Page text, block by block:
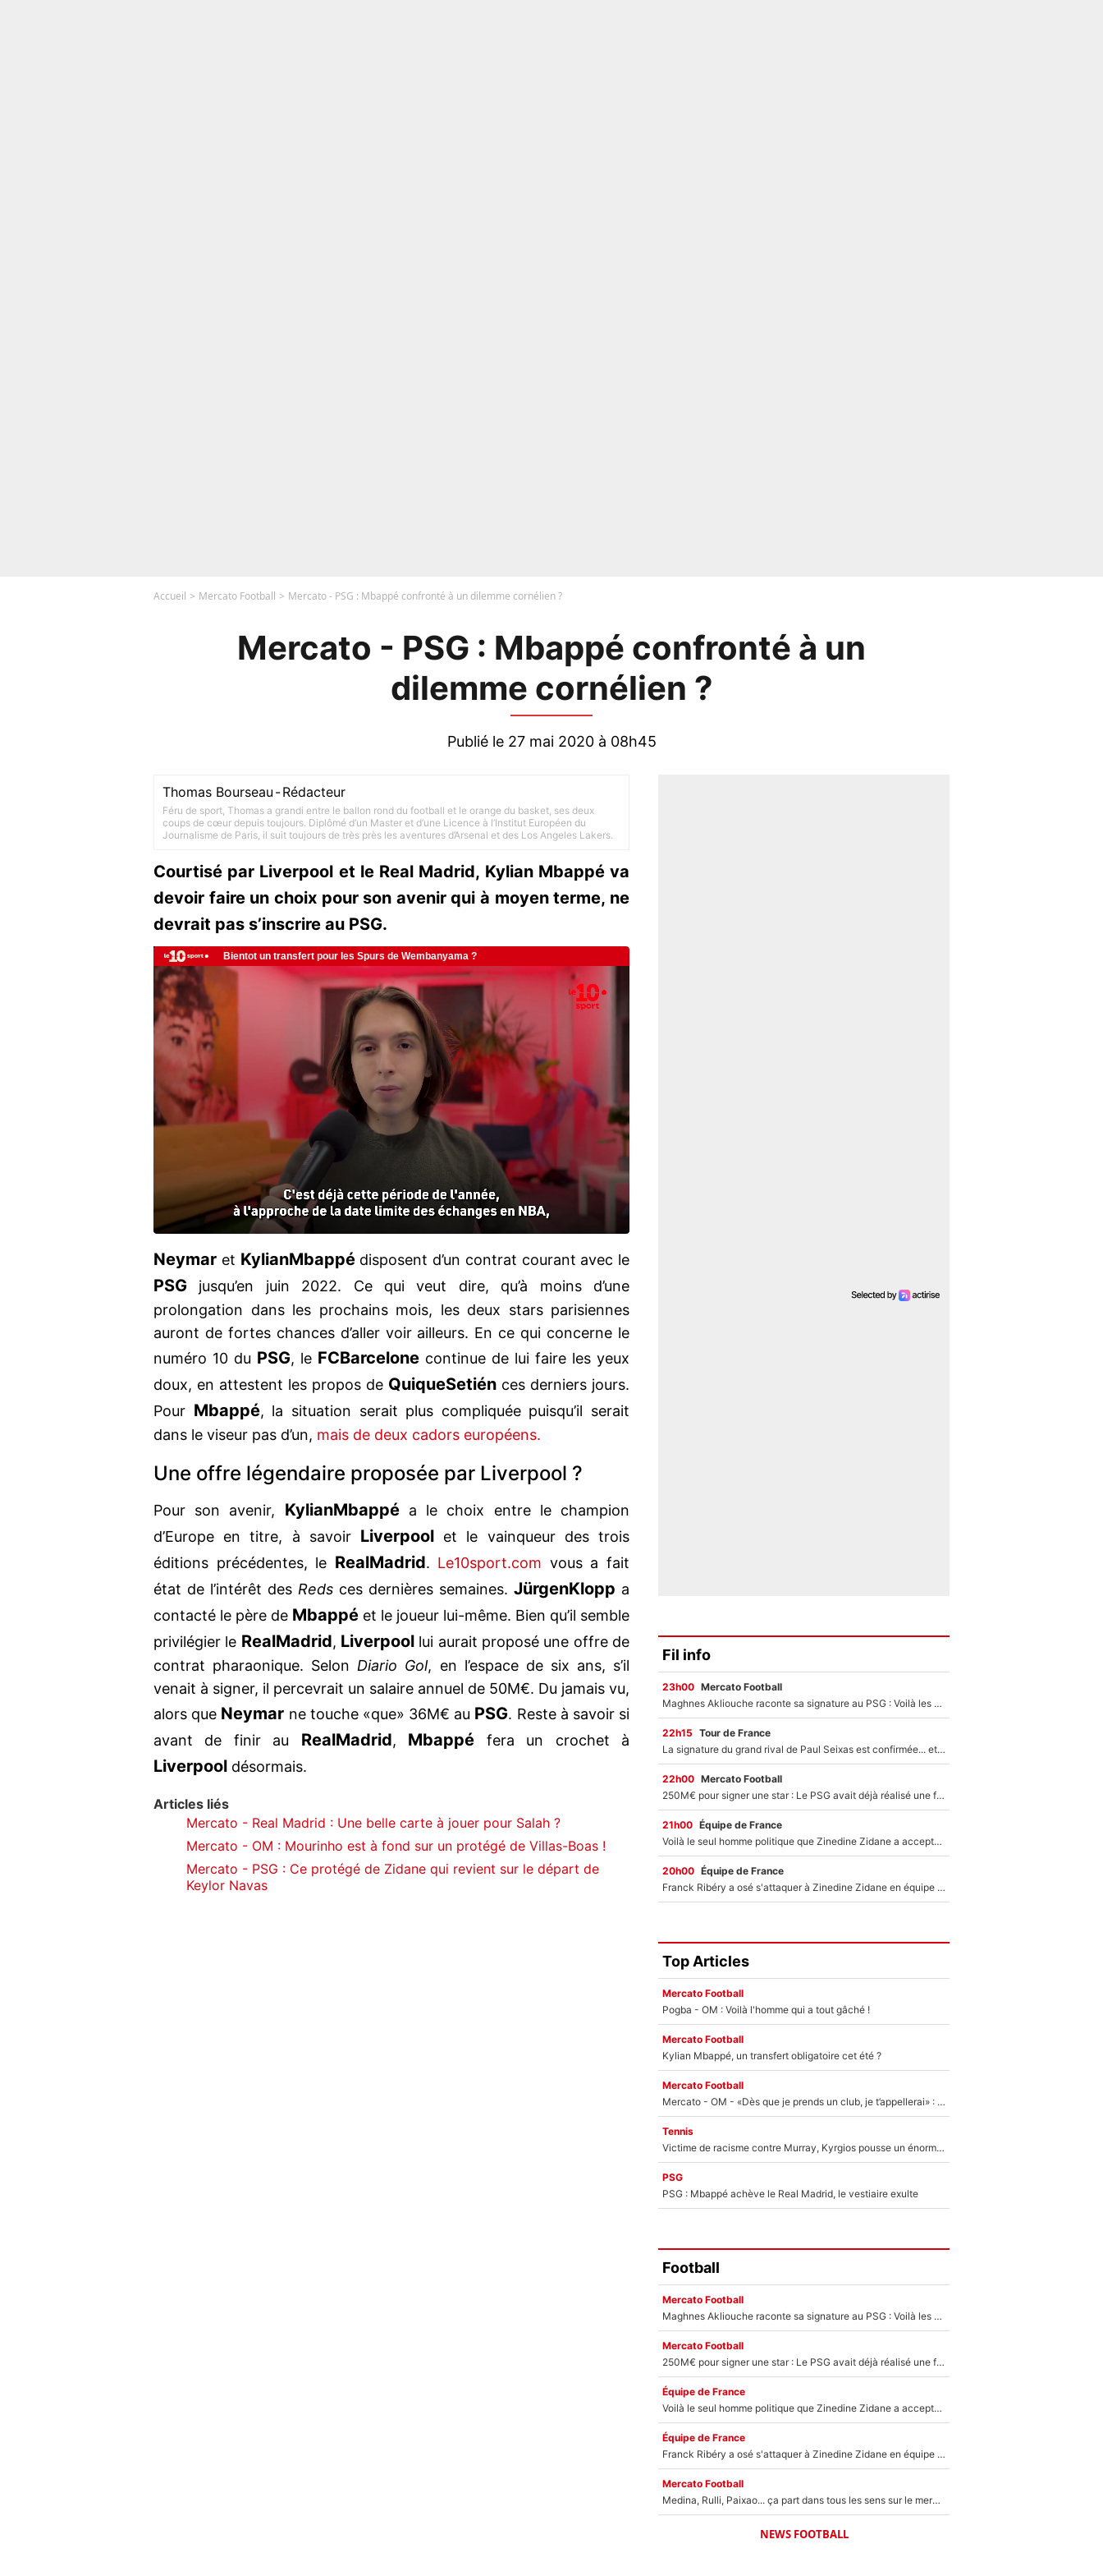
Accueil Mercato Football Mercato - PSG : Mbappé confronté à un dilemme cornélien ?
Mercato - PSG : Mbappé confronté à un
dilemme cornélien ?
Publié le 27 mai 2020 à 08h45
Thomas Bourseau -Rédacteur
Féru de sport, Thomas a grandi entre le ballon rond du football et le orange du basket, ses deux
coups de cœur depuis toujours. Diplômé d’un Master et d’une Licence à l’Institut Européen du
Journalisme de Paris, il suit toujours de très près les aventures d’Arsenal et des Los Angeles Lakers.
Courtisé par Liverpool et le Real Madrid, Kylian Mbappé va
devoir faire un choix pour son avenir qui à moyen terme, ne
devrait pas s’inscrire au PSG.
Neymar et KylianMbappédisposent d’un contrat courant avec le
PSG jusqu’en juin 2022. Ce qui veut dire, qu’à moins d’une
prolongation dans les prochains mois, les deux stars parisiennes
auront de fortes chances d’aller voir ailleurs. En ce qui concerne le
numéro 10 du PSG, le FCBarcelone continue de lui faire les yeux
doux, en attestent les propos de QuiqueSetién ces derniers jours.
Pour Mbappé, la situation serait plus compliquée puisqu’il serait
dans le viseur pas d’un, mais de deux cadors européens.
Une offre légendaire proposée par Liverpool ?
Pour son avenir, KylianMbappéa le choix entre le champion
d’Europe en titre, à savoir Liverpool et le vainqueur des trois
éditions précédentes, le RealMadrid. Le10sport.com vous a fait
état de l’intérêt des Reds ces dernières semaines. JürgenKlopp a
contacté le père de Mbappé et le joueur lui-même. Bien qu’il semble
privilégier le RealMadrid, Liverpool lui aurait proposé une offre de
contrat pharaonique. SelonDiario Gol, en l’espace de six ans, s’il
venait à signer, il percevrait un salaire annuel de 50M€. Du jamais vu,
alors que Neymar ne touche «que» 36M€ au PSG. Reste à savoir si
avant de finir au RealMadrid, Mbappé fera un crochet à
Liverpool désormais.
Articles liés
Mercato - Real Madrid : Une belle carte à jouer pour Salah ?
Mercato - OM : Mourinho est à fond sur un protégé de Villas-Boas !
Mercato - PSG : Ce protégé de Zidane qui revient sur le départ de
Keylor Navas
Fil info
23h00 Mercato Football
Maghnes Akliouche raconte sa signature au PSG : Voilà les coulisses de son transfert de rêve à 50M€
22h15 Tour de France
La signature du grand rival de Paul Seixas est confirmée... et c'est une excellente nouvelle pour l'équipe Decathlon-CMA CGM !
22h00 Mercato Football
250M€ pour signer une star : Le PSG avait déjà réalisé une folie sur le mercato bien avant Neymar !
21h00 Équipe de France
Voilà le seul homme politique que Zinedine Zidane a accepté dans son entourage : «Je garde un très bon souvenir de lui»
20h00 Équipe de France
Franck Ribéry a osé s'attaquer à Zinedine Zidane en équipe de France : «Je n'aurais jamais fait ça»
Top Articles
Mercato Football
Pogba - OM : Voilà l'homme qui a tout gâché !
Mercato Football
Kylian Mbappé, un transfert obligatoire cet été ?
Mercato Football
Mercato - OM - «Dès que je prends un club, je t’appellerai» : La promesse de Marcelino au moment de claquer la porte
Tennis
Victime de racisme contre Murray, Kyrgios pousse un énorme coup de gueule !
PSG
PSG : Mbappé achève le Real Madrid, le vestiaire exulte
Football
Mercato Football
Maghnes Akliouche raconte sa signature au PSG : Voilà les coulisses de son transfert de rêve à 50M€
Mercato Football
250M€ pour signer une star : Le PSG avait déjà réalisé une folie sur le mercato bien avant Neymar !
Équipe de France
Voilà le seul homme politique que Zinedine Zidane a accepté dans son entourage : «Je garde un très bon souvenir de lui»
Équipe de France
Franck Ribéry a osé s'attaquer à Zinedine Zidane en équipe de France : «Je n'aurais jamais fait ça»
Mercato Football
Medina, Rulli, Paixao... ça part dans tous les sens sur le mercato de l'OM : Frank McCourt va enfin récupérer l'argent qu'il attend ?
NEWS FOOTBALL